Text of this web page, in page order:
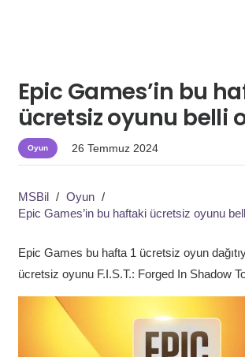
Epic Games’in bu
ücretsiz oyunu belli
Oyun 26 Temmuz 2024
MSBil / Oyun /
Epic Games’in bu haftaki ücretsiz oyunu
Epic Games bu hafta 1 ücretsiz oyun
ücretsiz oyunu F.I.S.T.: Forged In Shadow